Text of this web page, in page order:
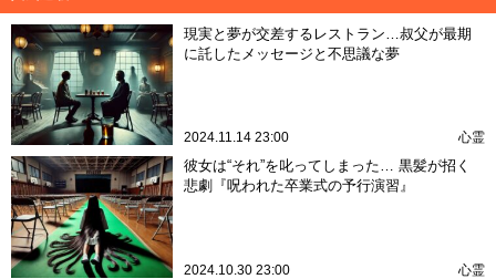
現実と夢が交差するレストラン…叔父が最期
に託したメッセージと不思議な夢
2024.11.14 23:00 心霊
彼女は“それ”を叱ってしまった… 黒髪が招く
悲劇『呪われた卒業式の予行演習』
2024.10.30 23:00 心霊